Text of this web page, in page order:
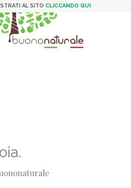
AL SITO CLICCANDO QUI